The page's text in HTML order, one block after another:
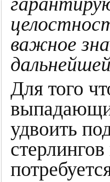
важное
Для того
удвоить